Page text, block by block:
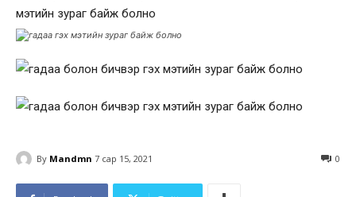
By Mandmn 7 сар 15, 2021 0